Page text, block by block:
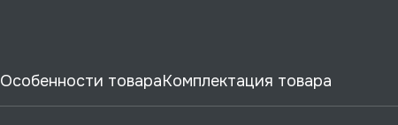
Особенности товараКомплектация товара